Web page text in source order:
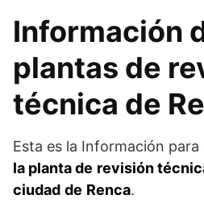
Información
plantas de
técnica de
Esta es la Información
la plantade revisión
ciudad de Renca.